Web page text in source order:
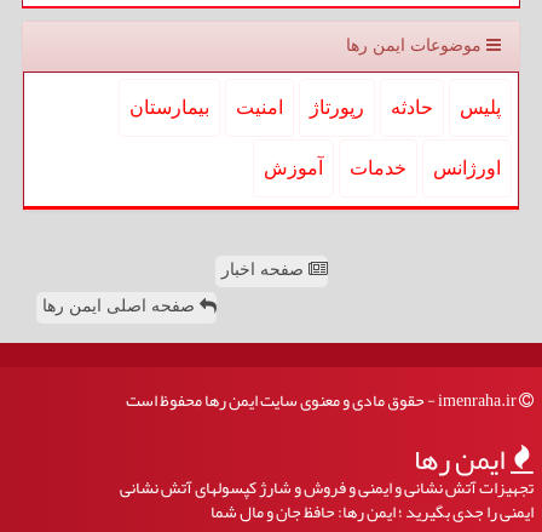
موضوعات ایمن رها
پلیس حادثه رپورتاژ امنیت بیمارستان
اورژانس خدمات آموزش
صفحه اخبار
صفحه اصلی ایمن رها
ایمن رها
تجهیزات آتش نشانی و ایمنی و فروش و شارژ کپسولهای آتش نشانی
ایمنی را جدی بگیرید ؛ ایمن رها: حافظ جان و مال شما